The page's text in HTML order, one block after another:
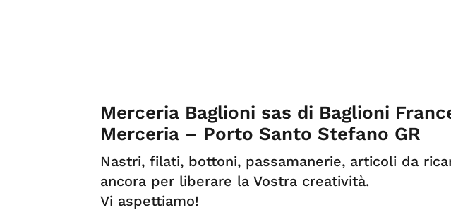
Merceria Baglioni sas di Baglioni
Merceria – Porto Santo Stefano GR
Nastri, filati, bottoni, passamanerie, articoli da
ancora per liberare la Vostra creatività.
Vi aspettiamo!